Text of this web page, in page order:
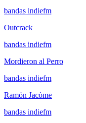
bandas indiefm
Outcrack
bandas indiefm
Mordieron al Perro
bandas indiefm
Ramón Jacòme
bandas indiefm